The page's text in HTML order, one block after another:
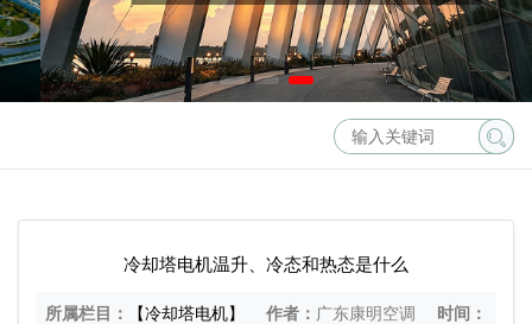
冷却塔电机温升、冷态和热态是什么
所属栏目： 【冷却塔电机】 作者： 广东康明空调
时间：